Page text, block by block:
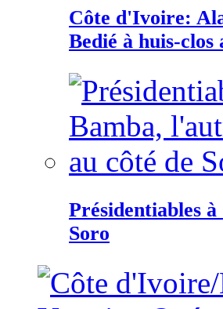
Côte d'Ivoire:
Bedié à huis-
Présidentiables
Soro